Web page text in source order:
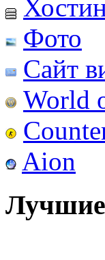
Фото
Сайт
World
Aion